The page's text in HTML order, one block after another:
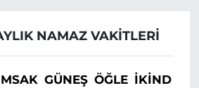
NAMAZ VAKITLERI
GÜNEŞ ÖĞLE İKINDI